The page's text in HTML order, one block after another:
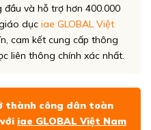
và hỗ trợ hơn 400.000
dục iae GLOBAL Việt
cam kết cung cấp thông
liên thông chính xác nhất.
thành công dân toàn
iae GLOBAL Việt Nam